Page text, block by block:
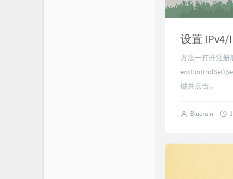
设置 IPv4/
方法一打开注册
键并点击...
Bluerain